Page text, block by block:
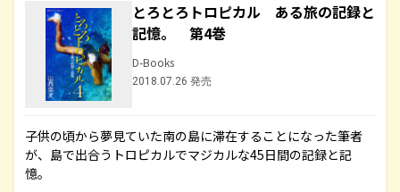
とろとろトロピカル ある旅の記録と
記憶。 第4巻
D-Books
2018.07.26 発売
子供の頃から夢見ていた南の島に滞在することになった筆者
が、島で出合うトロピカルでマジカルな45日間の記録と記
憶。